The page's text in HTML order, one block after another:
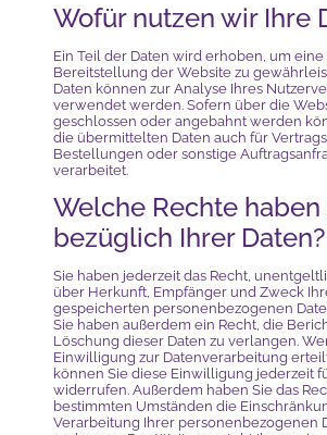
Wofür nutzen wir Ihre
Ein Teil der Daten wird erhoben, um
Bereitstellung der Website zu
Daten können zur Analyse Ihres
verwendet werden. Sofern über die
geschlossen oder angebahnt werden
die übermittelten Daten auch für
Bestellungen oder sonstige
verarbeitet.
Welche Rechte haben
bezüglich Ihrer Daten?
Sie haben jederzeit das Recht,
über Herkunft, Empfänger und Zweck
gespeicherten personenbezogenen
Sie haben außerdem ein Recht, die
Löschung dieser Daten zu verlangen.
Einwilligung zur Datenverarbeitung
können Sie diese Einwilligung jederzeit
widerrufen. Außerdem haben Sie das
bestimmten Umständen die
Verarbeitung Ihrer personenbezogenen